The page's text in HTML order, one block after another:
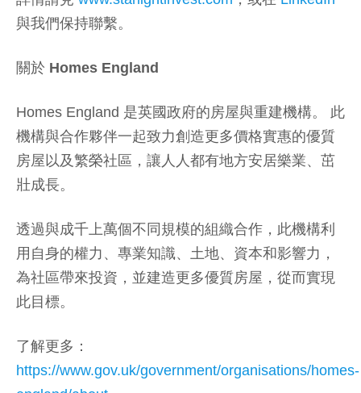
與我們保持聯繫。
關於 Homes England
Homes England 是英國政府的房屋與重建機構。 此
機構與合作夥伴一起致力創造更多價格實惠的優質
房屋以及繁榮社區，讓人人都有地方安居樂業、茁
壯成長。
透過與成千上萬個不同規模的組織合作，此機構利
用自身的權力、專業知識、土地、資本和影響力，
為社區帶來投資，並建造更多優質房屋，從而實現
此目標。
了解更多：
https://www.gov.uk/government/organisations/homes-